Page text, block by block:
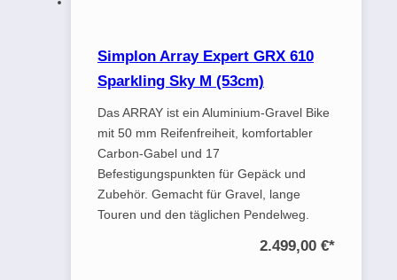
Simplon Array Expert GRX 610
Sparkling Sky M (53cm)
Das ARRAY ist ein Aluminium-Gravel Bike
mit 50 mm Reifenfreiheit, komfortabler
Carbon-Gabel und 17
Befestigungspunkten für Gepäck und
Zubehör. Gemacht für Gravel, lange
Touren und den täglichen Pendelweg.
2.499,00 €*